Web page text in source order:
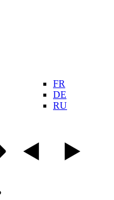
FR
DE
RU